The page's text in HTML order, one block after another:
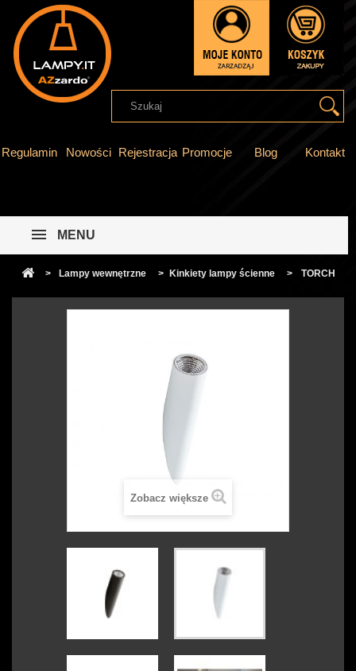
Regulamin Nowości Rejestracja Promocje Blog Kontakt
MENU
> Lampy wewnętrzne > Kinkiety lampy ścienne > TORCH
Zobacz większe